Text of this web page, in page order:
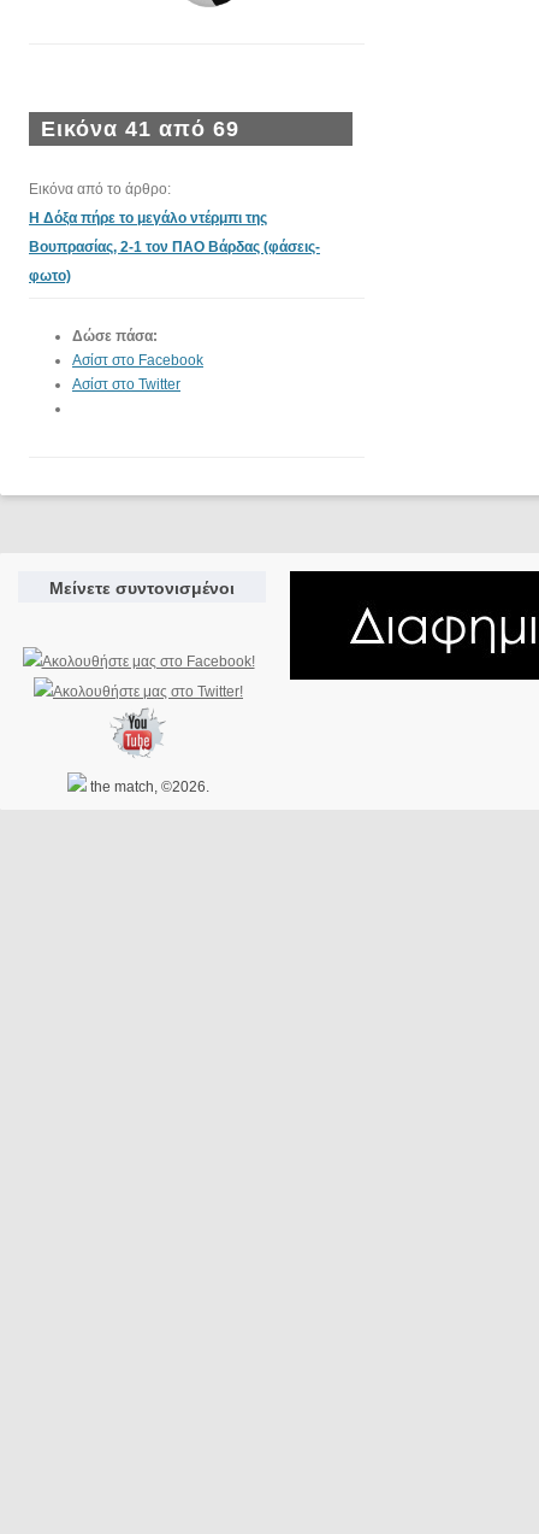
Εικόνα 41 από 69
Εικόνα από το άρθρο:
Η Δόξα πήρε το μεγάλο ντέρμπι της
Βουπρασίας, 2-1 τον ΠΑΟ Βάρδας (φάσεις-
φωτο)
Δώσε πάσα:
Ασίστ στο Facebook
Ασίστ στο Twitter
Μείνετε συντονισμένοι
the match, ©2026.